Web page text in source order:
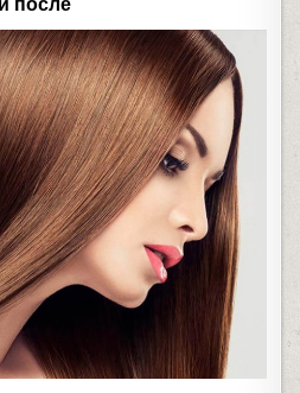
и после